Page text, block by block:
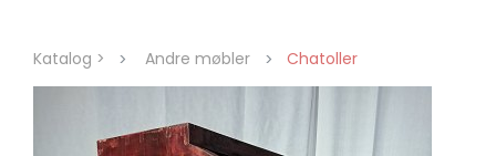
Katalog > Andre møbler Chatoller